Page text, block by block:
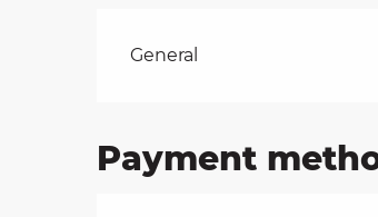
Rates 2026
General
Payment